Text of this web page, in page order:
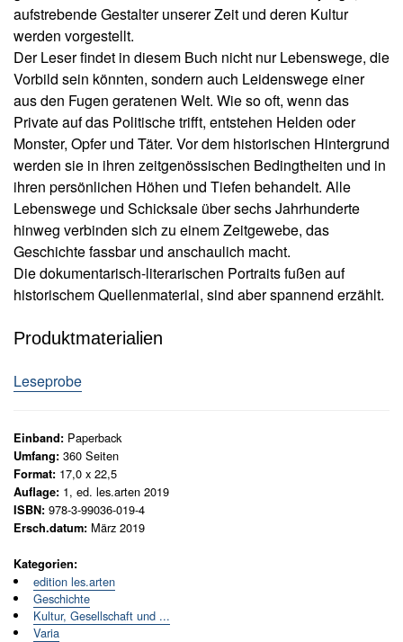
g
A
u
t
o
r*
n
n
e
n
N
e
u
e
s
e
u
n
g
e
n
G
aufstrebende Gestalter unserer Zeit und deren Kultur
werden vorgestellt.
Der Leser findet in diesem Buch nicht nur Lebenswege, die
Vorbild sein könnten, sondern auch Leidenswege einer
aus den Fugen geratenen Welt. Wie so oft, wenn das
Private auf das Politische trifft, entstehen Helden oder
Monster, Opfer und Täter. Vor dem historischen Hintergrund
werden sie in ihren zeitgenössischen Bedingtheiten und in
ihren persönlichen Höhen und Tiefen behandelt. Alle
Lebenswege und Schicksale über sechs Jahrhunderte
hinweg verbinden sich zu einem Zeitgewebe, das
Geschichte fassbar und anschaulich macht.
Die dokumentarisch-literarischen Portraits fußen auf
historischem Quellenmaterial, sind aber spannend erzählt.
Produktmaterialien
Leseprobe
Einband: Paperback
Umfang: 360 Seiten
Format: 17,0 x 22,5
Auflage: 1, ed. les.arten 2019
ISBN: 978-3-99036-019-4
Ersch.datum: März 2019
Kategorien:
edition les.arten
Geschichte
Kultur, Gesellschaft und ...
Varia